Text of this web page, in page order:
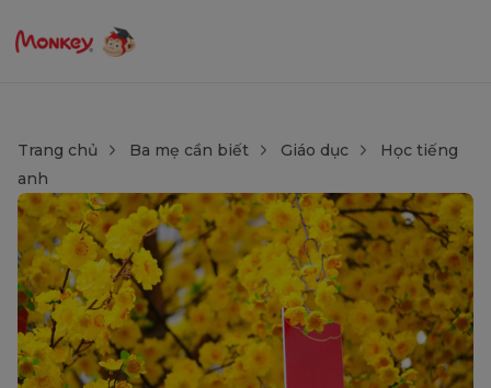
Trang chủ Ba mẹ cần biết Giáo dục
Học tiếng
anh